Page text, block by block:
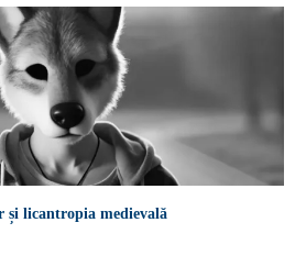
și licantropia medievală